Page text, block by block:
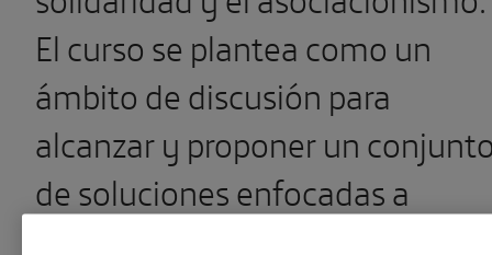
El curso se plantea como un
ámbito de discusión para
alcanzar y proponer un
de soluciones enfocadas a